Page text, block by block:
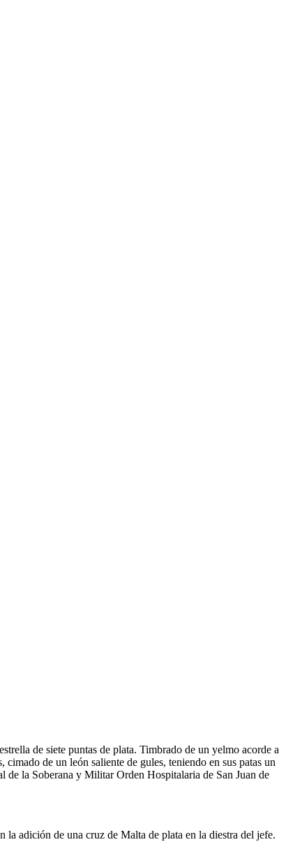
de siete puntas de plata. Timbrado de un yelmo acorde a
de un león saliente de gules, teniendo en sus patas un
de la Soberana y Militar Orden Hospitalaria de San Juan de
adición de una cruz de Malta de plata en la diestra del jefe.